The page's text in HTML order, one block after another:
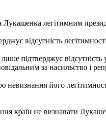
легітимним
відсутність
підтверджує
за насильство і
невизнання його
країн не визнавати